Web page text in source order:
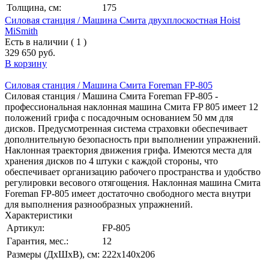
Толщина, см:
175
Силовая станция / Машина Смита двухплоскостная Hoist
MiSmith
Есть в наличии ( 1 )
329 650 руб.
В корзину
Силовая станция / Машина Смита Foreman FP-805
Силовая станция / Машина Смита Foreman FP-805 -
профессиональная наклонная машина Смита FP 805 имеет 12
положений грифа с посадочным основанием 50 мм для
дисков. Предусмотренная система страховки обеспечивает
дополнительную безопасность при выполнении упражнений.
Наклонная траектория движения грифа. Имеются места для
хранения дисков по 4 штуки с каждой стороны, что
обеспечивает организацию рабочего пространства и удобство
регулировки весового отягощения. Наклонная машина Смита
Foreman FP-805 имеет достаточно свободного места внутри
для выполнения разнообразных упражнений.
Характеристики
Артикул:
FP-805
Гарантия, мес.:
12
Размеры (ДхШхВ), см: 222х140х206